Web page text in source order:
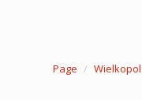
Page